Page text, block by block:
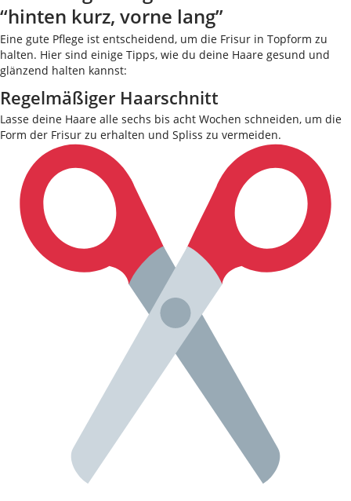
“hinten kurz, vorne lang”
Eine gute Pflege ist entscheidend, um die Frisur in Topform zu
halten. Hier sind einige Tipps, wie du deine Haare gesund und
glänzend halten kannst:
Regelmäßiger Haarschnitt
Lasse deine Haare alle sechs bis acht Wochen schneiden, um die
Form der Frisur zu erhalten und Spliss zu vermeiden.